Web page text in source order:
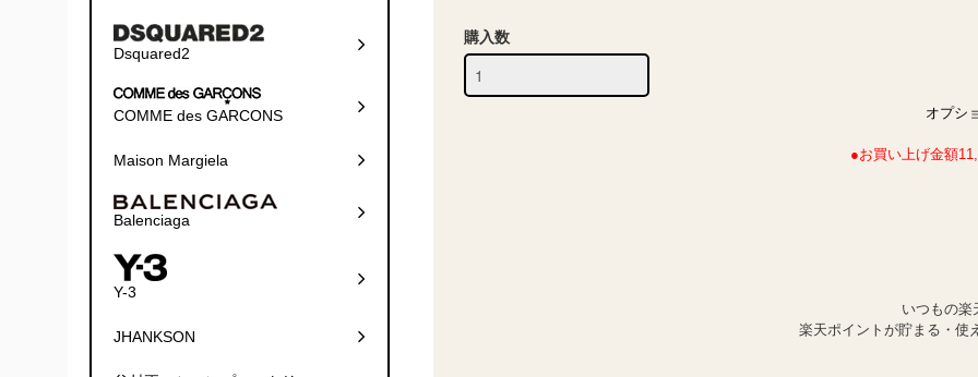
購入数
オプシ
●お買い上げ金額
いつもの楽
楽天ポイントが貯まる・使
Dsquared2
COMME des GARCONS
Maison Margiela
Balenciaga
Y-3
JHANKSON